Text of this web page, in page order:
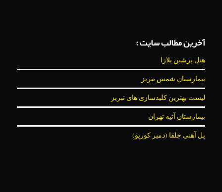
آخرین مطالب سایت :
هتل پرشین پلازا
بیمارستان شمس تبریز
لیست بهترین کلیدسازی های تبریز
بیمارستان آتیه تهران
پل آهنی جلفا (دمیر کورپو)